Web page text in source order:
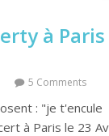
à
5 Comments
: "je
à Paris le 23